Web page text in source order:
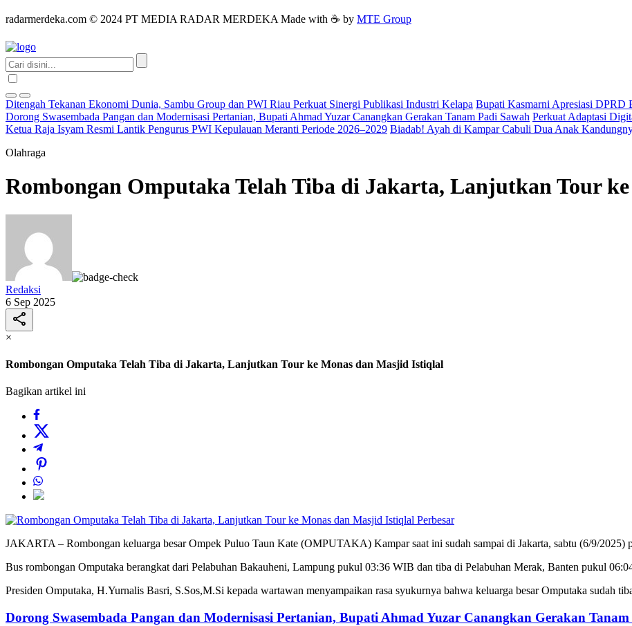
radarmerdeka.com © 2024 PT MEDIA RADAR MERDEKA Made with ☕ by MTE Group
Ditengah Tekanan Ekonomi Dunia, Sambu Group dan PWI Riau Perkuat Sinergi Publikasi Industri Kelapa Bupati Kasmarni Apresiasi DPRD
Dorong Swasembada Pangan dan Modernisasi Pertanian, Bupati Ahmad Yuzar Canangkan Gerakan Tanam Padi Sawah Perkuat Adaptasi
Ketua Raja Isyam Resmi Lantik Pengurus PWI Kepulauan Meranti Periode 2026–2029 Biadab! Ayah di Kampar Cabuli Dua Anak
Olahraga
Rombongan Omputaka Telah Tiba di Jakarta, Lanjutkan Tour
Redaksi
6 Sep 2025
×
Rombongan Omputaka Telah Tiba di Jakarta, Lanjutkan Tour ke Monas dan Masjid Istiqlal
Bagikan artikel ini
Perbesar
JAKARTA – Rombongan keluarga besar Ompek Puluo Taun Kate (OMPUTAKA) Kampar saat ini sudah sampai di Jakarta, sabtu (6/9/2025)
Bus rombongan Omputaka berangkat dari Pelabuhan Bakauheni, Lampung pukul 03:36 WIB dan tiba di Pelabuhan Merak, Banten pukul
Presiden Omputaka, H.Yurnalis Basri, S.Sos,M.Si kepada wartawan menyampaikan rasa syukurnya bahwa keluarga besar Omputaka sudah
Dorong Swasembada Pangan dan Modernisasi Pertanian, Bupati Ahmad Yuzar Canangkan Gerakan Tanam